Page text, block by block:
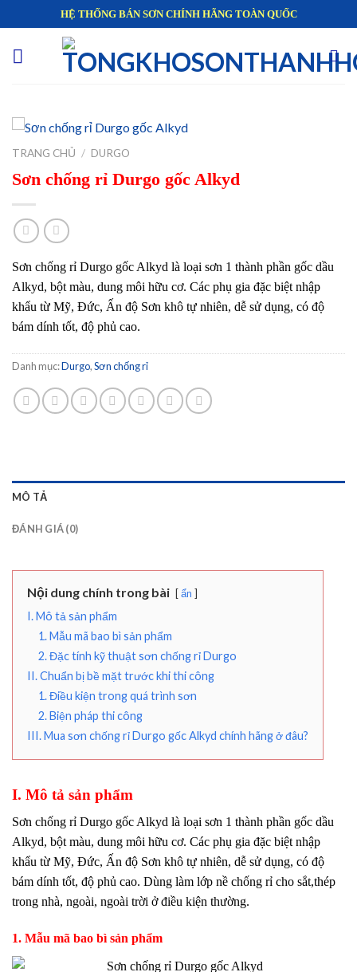
to
content
HỆ THỐNG BÁN SƠN CHÍNH HÃNG TOÀN QUỐC
TRANG CHỦ / DURGO
Sơn chống rỉ Durgo gốc Alkyd
Sơn chống rỉ Durgo gốc Alkyd là loại sơn 1 thành phần gốc dầu
Alkyd, bột màu, dung môi hữu cơ. Các phụ gia đặc biệt nhập
khẩu từ Mỹ, Đức, Ấn độ Sơn khô tự nhiên, dễ sử dụng, có độ
bám dính tốt, độ phủ cao.
Danh mục:Durgo,Sơn chống rỉ
MÔ TẢ
ĐÁNH GIÁ (0)
Nội dung chính trong bài ẩn
I. Mô tả sản phẩm
1. Mẫu mã bao bì sản phẩm
2. Đặc tính kỹ thuật sơn chống rỉ Durgo
II. Chuẩn bị bề mặt trước khi thi công
1. Điều kiện trong quá trình sơn
2. Biện pháp thi công
III. Mua sơn chống rỉ Durgo gốc Alkyd chính hãng ở đâu?
I. Mô tả sản phẩm
Sơn chống rỉ Durgo gốc Alkyd là loại sơn 1 thành phần gốc dầu
Alkyd, bột màu, dung môi hữu cơ. Các phụ gia đặc biệt nhập
khẩu từ Mỹ, Đức, Ấn độ Sơn khô tự nhiên, dễ sử dụng, có độ
bám dính tốt, độ phủ cao. Dùng làm lớp nề chống rỉ cho sắt,thép
trong nhà, ngoài, ngoài trời ở điều kiện thường.
1. Mẫu mã bao bì sản phẩm